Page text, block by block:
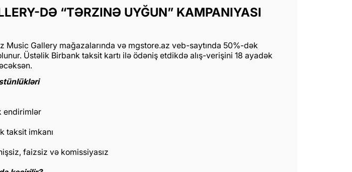
DƏ “TƏRZINƏ UYĞUN” KAMPANIYASI
Music Gallery mağazalarında və mgstore.az veb-saytında 50%-dək
Üstəlik Birbank taksit kartı ilə ödəniş etdikdə alış-verişini 18 ayadək
endirimlər
taksit imkanı
faizsiz və komissiyasız